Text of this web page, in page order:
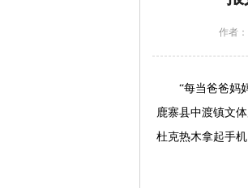
作者：
“每当爸爸妈
鹿寨县中渡镇文
杜克热木拿起手